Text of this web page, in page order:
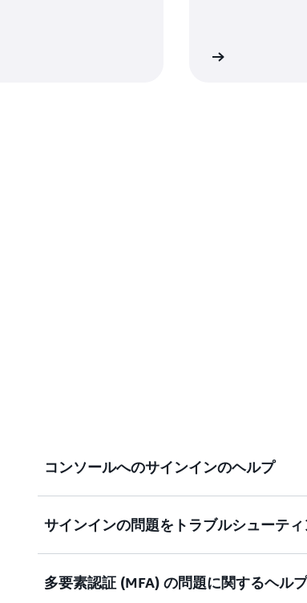
コンソールへのサインインのヘルプ
AWS マネジメントコンソールへのサインイ
ドキュメンテーションを見る
サインインの問題をトラブルシューテ
サインインを試みた際に認証情報が機能しま
多要素認証 (MFA) の問題に関するヘルプ